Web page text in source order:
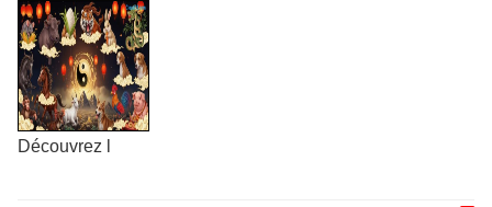
Découvrez l